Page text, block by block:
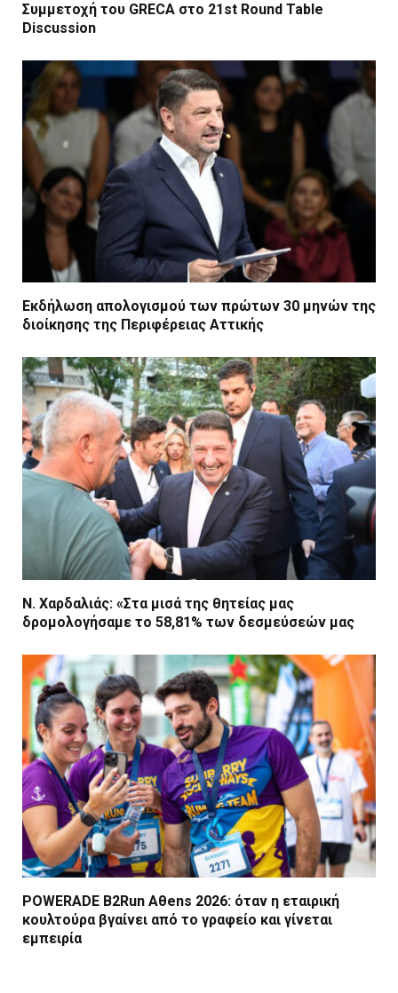
Συμμετοχή του GRECA στο 21st Round Table
Discussion
Εκδήλωση απολογισμού των πρώτων 30 μηνών της
διοίκησης της Περιφέρειας Αττικής
Ν. Χαρδαλιάς: «Στα μισά της θητείας μας
δρομολογήσαμε το 58,81% των δεσμεύσεών μας
POWERADE B2Run Aθens 2026: όταν η εταιρική
κουλτούρα βγαίνει από το γραφείο και γίνεται
εμπειρία